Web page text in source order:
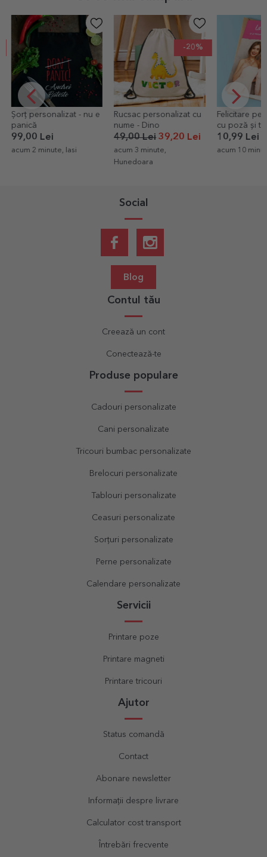
Șorț personalizat - nu e
panică
99,00 Lei
acum 2 minute, Iasi
-20%
Rucsac personalizat cu
nume - Dino
49,00 Lei39,20 Lei
acum 3 minute,
Hunedoara
Felicitare
cu poză și
10,99 Lei
acum 10
Social
Blog
Contul tău
Creează un cont
Conectează-te
Produse populare
Cadouri personalizate
Cani personalizate
Tricouri bumbac personalizate
Brelocuri personalizate
Tablouri personalizate
Ceasuri personalizate
Sorțuri personalizate
Perne personalizate
Calendare personalizate
Servicii
Printare poze
Printare magneti
Printare tricouri
Ajutor
Status comandă
Contact
Abonare newsletter
Informații despre livrare
Calculator cost transport
Întrebări frecvente